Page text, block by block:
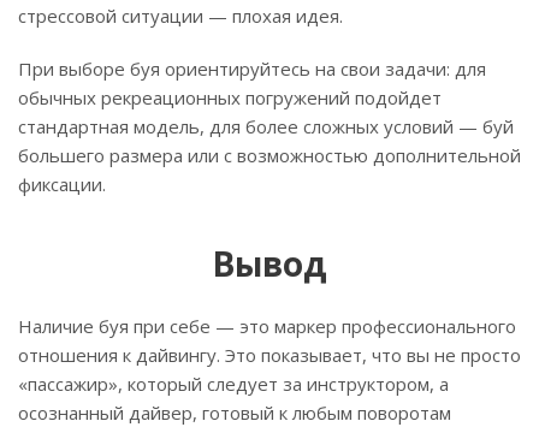
стрессовой ситуации — плохая идея.
При выборе буя ориентируйтесь на свои задачи: для
обычных рекреационных погружений подойдет
стандартная модель, для более сложных условий — буй
большего размера или с возможностью дополнительной
фиксации.
Вывод
Наличие буя при себе — это маркер профессионального
отношения к дайвингу. Это показывает, что вы не просто
«пассажир», который следует за инструктором, а
осознанный дайвер, готовый к любым поворотам